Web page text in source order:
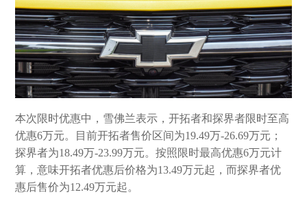
本次限时优惠中，雪佛兰表示，开拓者和探界者限时至高
优惠6万元。目前开拓者售价区间为19.49万-26.69万元；
探界者为18.49万-23.99万元。按照限时最高优惠6万元计
算，意味开拓者优惠后价格为13.49万元起，而探界者优
惠后售价为12.49万元起。